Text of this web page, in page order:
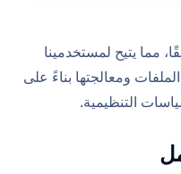
مما يتيح لمستخدمينا
ومعالجتها بناءً على
التنظيمية.